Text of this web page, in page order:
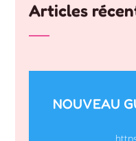
Articles
NOUVEAU